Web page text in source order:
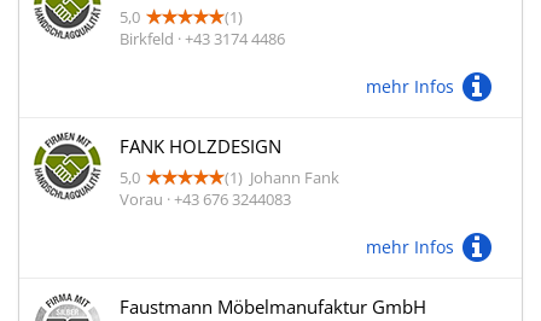
5,0
(1)
Birkfeld · +43 3174 4486
mehr Infos
FANK HOLZDESIGN
5,0 (1) Johann Fank
Vorau · +43 676 3244083
mehr Infos
Faustmann Möbelmanufaktur GmbH